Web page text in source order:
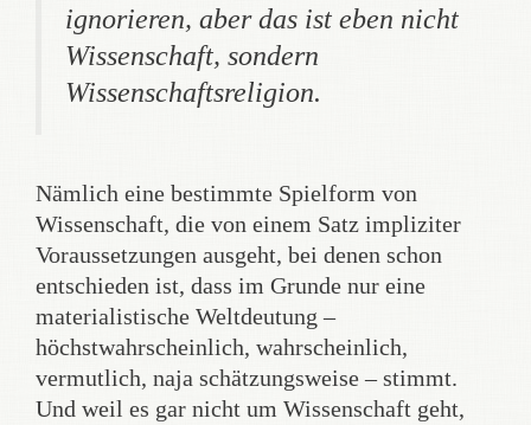
ignorieren, aber das ist eben nicht
Wissenschaft, sondern
Wissenschaftsreligion.
Nämlich eine bestimmte Spielform von
Wissenschaft, die von einem Satz impliziter
Voraussetzungen ausgeht, bei denen schon
entschieden ist, dass im Grunde nur eine
materialistische Weltdeutung –
höchstwahrscheinlich, wahrscheinlich,
vermutlich, naja schätzungsweise – stimmt.
Und weil es gar nicht um Wissenschaft geht,